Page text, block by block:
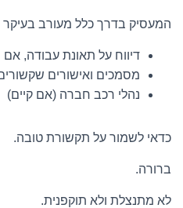
המעסיק בדרך כלל מעורב בעיקר
דיווח על תאונת עבודה, אם
מסמכים ואישורים
נהלי רכב חברה (אם קיים)
כדאי לשמור על תקשורת טובה.
ברורה.
לא מתנצלת ולא תוקפנית.